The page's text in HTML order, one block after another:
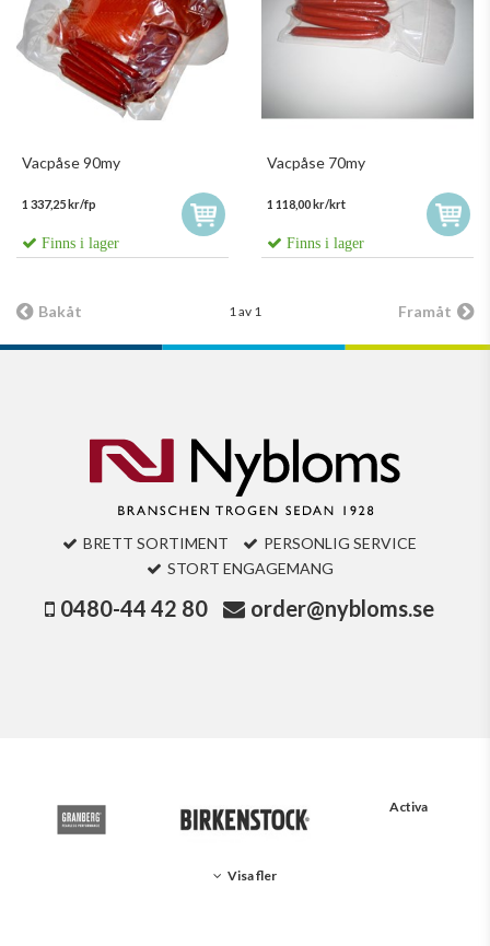
Vacpåse 90my
1 337,25 kr/fp
Finns i lager
Vacpåse 70my
1 118,00 kr/krt
Finns i lager
Bakåt 1 av 1 Framåt
BRETT SORTIMENT
PERSONLIG SERVICE
STORT ENGAGEMANG
0480-44 42 80 order@nybloms.se
Activa
Visa fler